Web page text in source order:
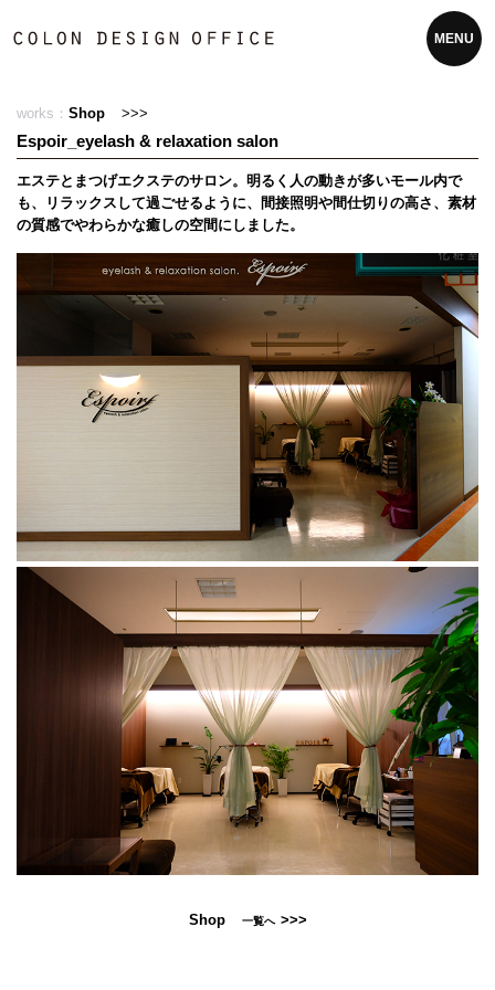
MENU
works： Shop >>>
Espoir_eyelash & relaxation salon
エステとまつげエクステのサロン。明るく人の動きが多いモール内で
も、リラックスして過ごせるように、間接照明や間仕切りの高さ、素材
の質感でやわらかな癒しの空間にしました。
Shop 一覧へ >>>